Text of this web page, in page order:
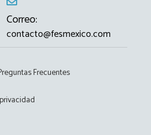
Correo:
contacto@fesmexico.com
Frecuentes